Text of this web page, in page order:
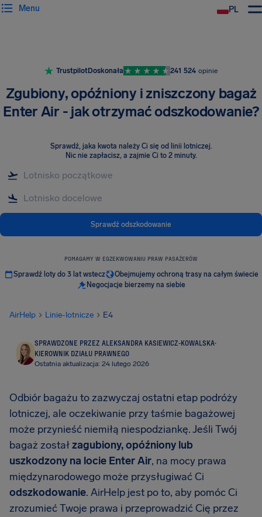
PL
Menu
TrustpilotDoskonała 241 524 opinie
Zgubiony, opóźniony i zniszczony bagaż
Enter Air - jak otrzymać odszkodowanie?
Sprawdź, jaka kwota należy Ci się od linii lotniczej.
Nic nie zapłacisz, a zajmie Ci to 2 minuty.
Sprawdź odszkodowanie
POMAGAMY W EGZEKWOWANIU PRAW PASAŻERÓW
Sprawdź loty do 3 lat wstecz
Obejmujemy ochroną trasy na całym świecie
Negocjacje bierzemy na siebie
AirHelp Linie-lotnicze E4
SPRAWDZONE PRZEZ ALEKSANDRA KASIEWICZ-KOWALSKA·
KIEROWNIK DZIAŁU PRAWNEGO
Ostatnia aktualizacja: 24 lutego 2026
Odbiór bagażu to zazwyczaj ostatni etap podróży
lotniczej, ale oczekiwanie przy taśmie bagażowej
może przynieść niemiłą niespodziankę. Jeśli Twój
bagaż zostałzagubiony, opóźniony lub
uszkodzony na locie Enter Air, na mocy prawa
międzynarodowego może przysługiwać Ci
odszkodowanie. AirHelp jest po to, aby pomóc Ci
zrozumieć Twoje prawa i przeprowadzić Cię przez